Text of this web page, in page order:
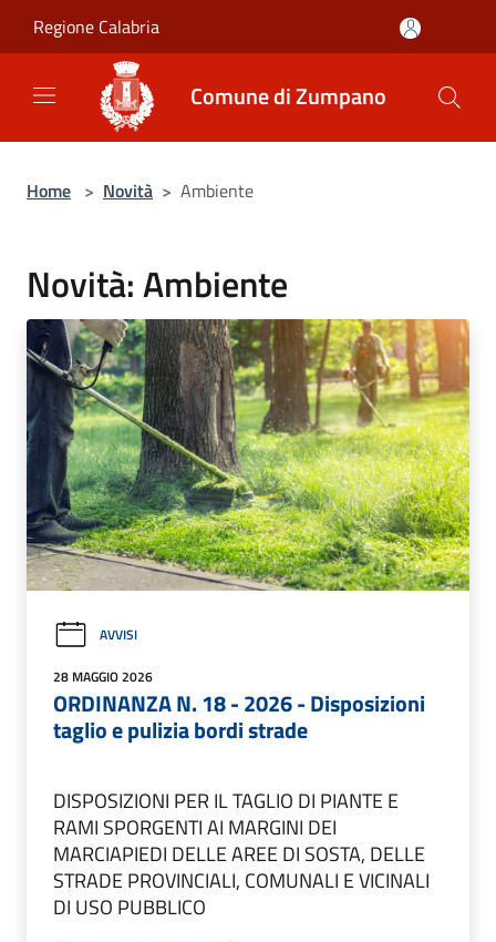
Regione Calabria
Comune di Zumpano
Home > Novità > Ambiente
Novità: Ambiente
AVVISI
28 MAGGIO 2026
ORDINANZA N. 18 - 2026 - Disposizioni
taglio e pulizia bordi strade
DISPOSIZIONI PER IL TAGLIO DI PIANTE E
RAMI SPORGENTI AI MARGINI DEI
MARCIAPIEDI DELLE AREE DI SOSTA, DELLE
STRADE PROVINCIALI, COMUNALI E VICINALI
DI USO PUBBLICO